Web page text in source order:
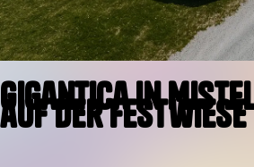
Gigantica in
auf der Festwiese